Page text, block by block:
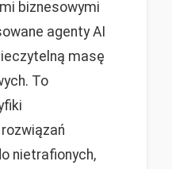
biznesowymi
agenty AI
masę
To
nietrafionych,